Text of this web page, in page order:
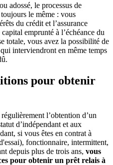
adossé, le processus de
le même : vous
du crédit et l’assurance
emprunté à l’échéance du
totale, vous avez la possibilité de
interviendront en même temps
pour obtenir
l’obtention d’un
d’indépendant et aux
si vous êtes en contrat à
fonctionnaire, intermittent,
depuis plus de trois ans, vous
pour obtenir un prêt relais à